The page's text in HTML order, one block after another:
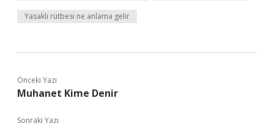
Yasaklı rütbesi ne anlama gelir
Önceki Yazı
Muhanet Kime Denir
Sonraki Yazı